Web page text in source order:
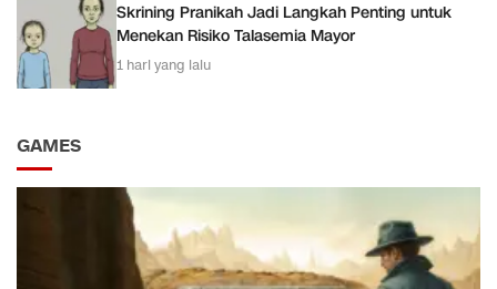
Skrining Pranikah Jadi Langkah Penting untuk
Menekan Risiko Talasemia Mayor
1 hari yang lalu
GAMES